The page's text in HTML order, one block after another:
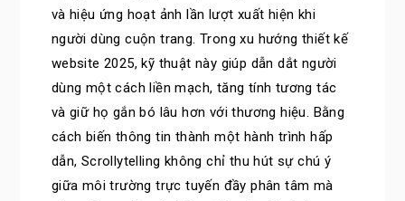
và hiệu ứng hoạt ảnh lần lượt xuất hiện khi
người dùng cuộn trang. Trong xu hướng thiết kế
website 2025, kỹ thuật này giúp dẫn dắt người
dùng một cách liền mạch, tăng tính tương tác
và giữ họ gắn bó lâu hơn với thương hiệu. Bằng
cách biến thông tin thành một hành trình hấp
dẫn, Scrollytelling không chỉ thu hút sự chú ý
giữa môi trường trực tuyến đầy phân tâm mà